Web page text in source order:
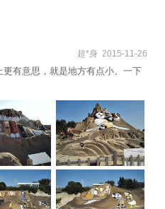
超*身 2015-11-26
有意思，就是地方有点小。一下